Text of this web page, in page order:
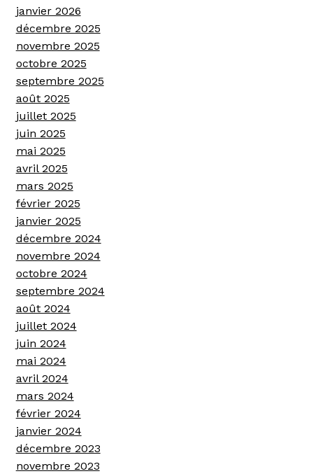
janvier 2026
décembre 2025
novembre 2025
octobre 2025
septembre 2025
août 2025
juillet 2025
juin 2025
mai 2025
avril 2025
mars 2025
février 2025
janvier 2025
décembre 2024
novembre 2024
octobre 2024
septembre 2024
août 2024
juillet 2024
juin 2024
mai 2024
avril 2024
mars 2024
février 2024
janvier 2024
décembre 2023
novembre 2023